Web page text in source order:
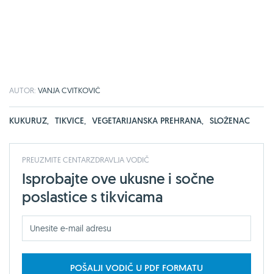
AUTOR: VANJA CVITKOVIĆ
KUKURUZ, TIKVICE, VEGETARIJANSKA PREHRANA, SLOŽENAC
PREUZMITE CENTARZDRAVLJA VODIČ
Isprobajte ove ukusne i sočne
poslastice s tikvicama
POŠALJI VODIČ U PDF FORMATU